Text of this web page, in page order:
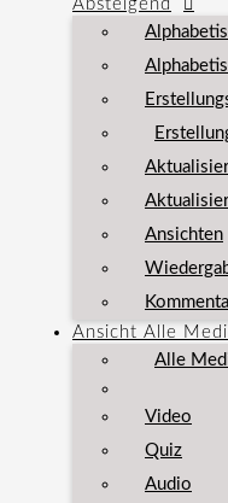
Absteigend
Ansichten
Ansicht Alle
Alle
Video
Quiz
Audio